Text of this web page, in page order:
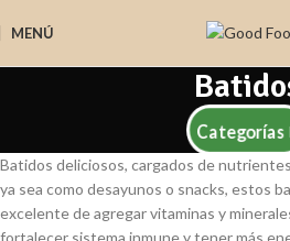
MENÚ
Categorías
Batidos deliciosos, cargados de
ya sea como desayunos o snacks, estos
excelente de agregar vitaminas y
fortalecer sistema inmune y tener más